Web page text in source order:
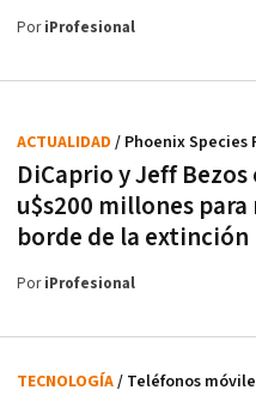
PoriProfesional
DiCaprio y Jeff
u$s200 millones
borde de la extinción
ACTUALIDAD / Phoenix Species
PoriProfesional
TECNOLOGÍA/ Teléfonos